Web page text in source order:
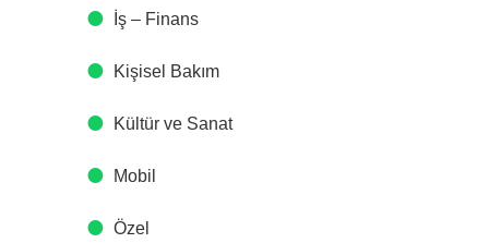
İş – Finans
Kişisel Bakım
Kültür ve Sanat
Mobil
Özel